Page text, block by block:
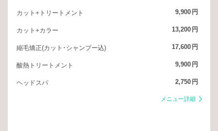
カット+トリートメント 9,900 円
カット+カラー 13,200 円
縮毛矯正(カット･シャンプー込) 17,600 円
酸熱トリートメント 9,900 円
ヘッドスパ 2,750 円
メニュー詳細